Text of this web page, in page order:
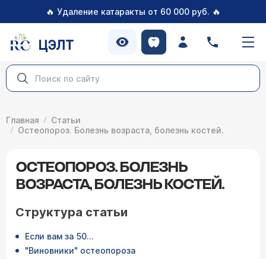
🔥 Удаление катаракты от 60 000 руб. 🔥
ЦЭЛТ
Главная
Статьи
Остеопороз. Болезнь возраста, болезнь костей.
ОСТЕОПОРОЗ. БОЛЕЗНЬ
ВОЗРАСТА, БОЛЕЗНЬ КОСТЕЙ.
Структура статьи
Если вам за 50...
"Виновники" остеопороза